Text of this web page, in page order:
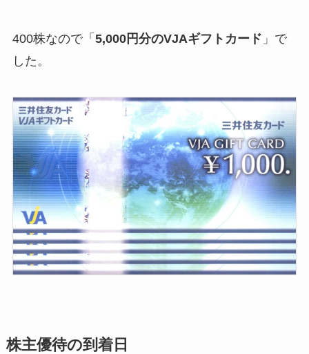
400株なので「 5,000円分のVJAギフトカード 」で
した。
株主優待の到着日